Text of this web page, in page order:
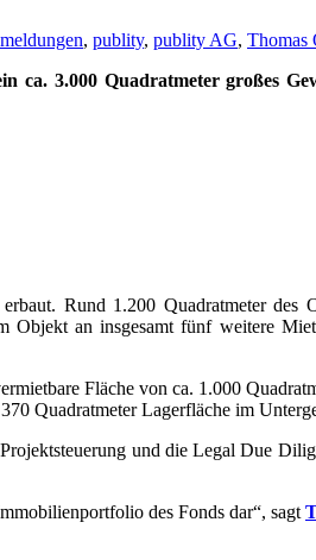
, publity, publity AG, Thomas
3.000 Quadratmeter großes
Rund 1.200 Quadratmeter des
an insgesamt fünf weitere
Fläche von ca. 1.000
Quadratmeter Lagerfläche im
und die Legal Due
des Fonds dar“, sagt